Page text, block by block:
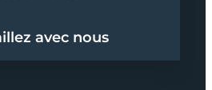
avec nous